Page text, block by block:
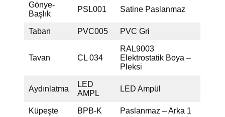
Gönye-
Başlık
PSL001 Satine Paslanmaz
Taban PVC005 PVC Gri
Tavan CL 034
RAL9003
Elektrostatik Boya –
Pleksi
Aydınlatma
LED
AMPL
LED Ampül
Küpeşte BPB-K Paslanmaz – Arka 1